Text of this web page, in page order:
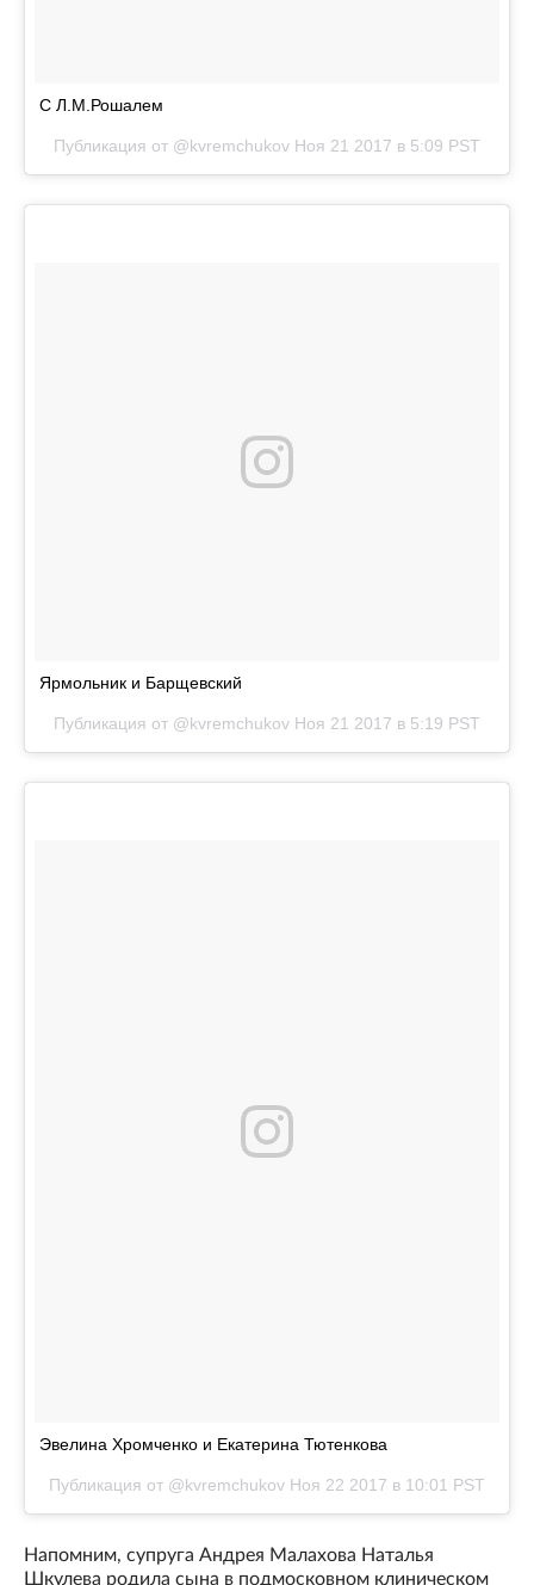
С Л.М.Рошалем
Публикация от @kvremchukov Ноя 21 2017 в 5:09 PST
Ярмольник и Барщевский
Публикация от @kvremchukov Ноя 21 2017 в 5:19 PST
Эвелина Хромченко и Екатерина Тютенкова
Публикация от @kvremchukov Ноя 22 2017 в 10:01 PST
Напомним, супруга Андрея Малахова Наталья
Шкулева родила сына в подмосковном клиническом